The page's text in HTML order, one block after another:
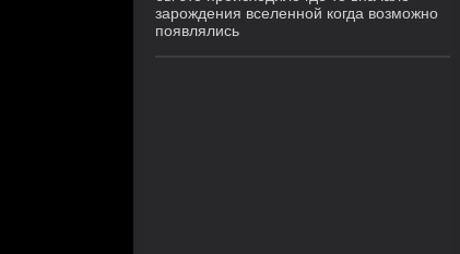
зарождения вселенной когда возможно
появлялись